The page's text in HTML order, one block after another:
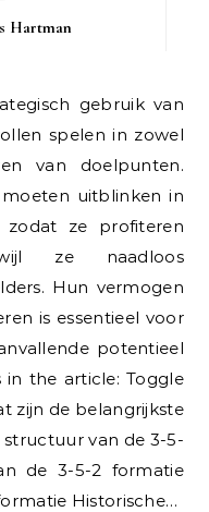
Hartman
spelen in zowel
van doelpunten.
uitblinken in
zodat ze profiteren
ze naadloos
Hun vermogen
is essentieel voor
potentieel
in the article: Toggle
zijn de belangrijkste
van de 3-5-
de 3-5-2 formatie
Historische…